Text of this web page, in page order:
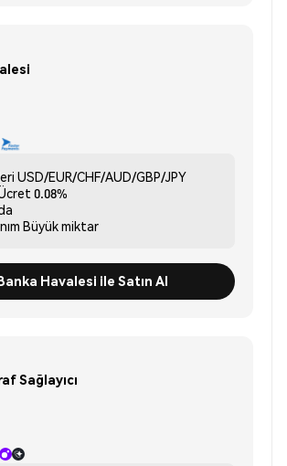
USD/EUR/CHF/AUD/GBP/JPY
0.08%
Büyük miktar
Havalesi ile Satın Al
Sağlayıcı